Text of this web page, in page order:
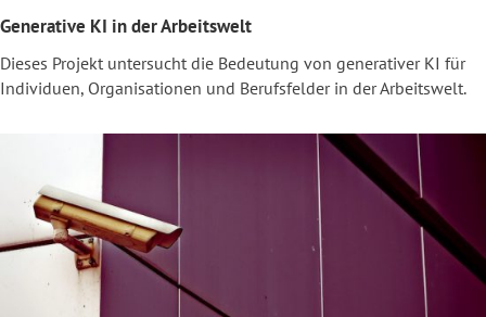
Generative KI in der Arbeitswelt
Dieses Projekt untersucht die Bedeutung von generativer KI für
Individuen, Organisationen und Berufsfelder in der Arbeitswelt.